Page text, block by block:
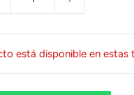
está disponible en estas